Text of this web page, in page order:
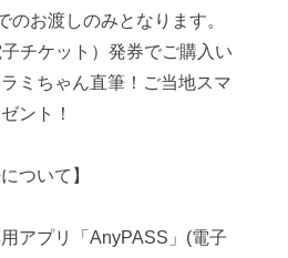
のお渡しのみとなります。
チケット）発券でご購入い
ミちゃん直筆！ご当地スマ
ント！
ついて】
アプリ「AnyPASS」(電子